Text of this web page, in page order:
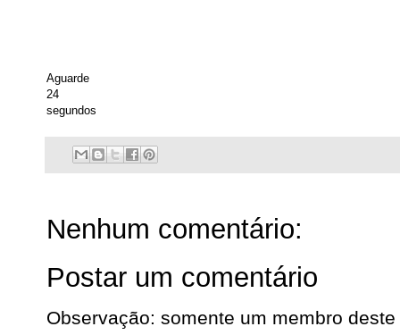
Aguarde
24
segundos
Nenhum comentário:
Postar um comentário
Observação: somente um membro